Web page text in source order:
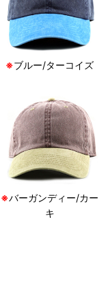
※ブルー/ターコイズ
※バーガンディー/カー
キ